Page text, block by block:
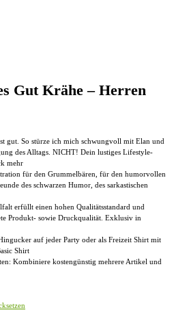
Gut Krähe – Herren
gut. So stürze ich mich schwungvoll mit Elan und
des Alltags. NICHT! Dein lustiges Lifestyle-
mehr
für den Grummelbären, für den humorvollen
des schwarzen Humor, des sarkastischen
erfüllt einen hohen Qualitätsstandard und
Produkt- sowie Druckqualität. Exklusiv in
auf jeder Party oder als Freizeit Shirt mit
Shirt
Kombiniere kostengünstig mehrere Artikel und